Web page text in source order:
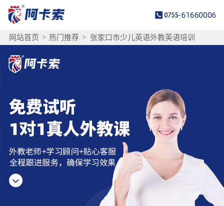
网站首页 > 热门推荐 > 张家口市少儿英语外教英语培训